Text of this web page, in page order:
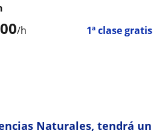
/h 1ª clase gratis
Naturales, tendrá un